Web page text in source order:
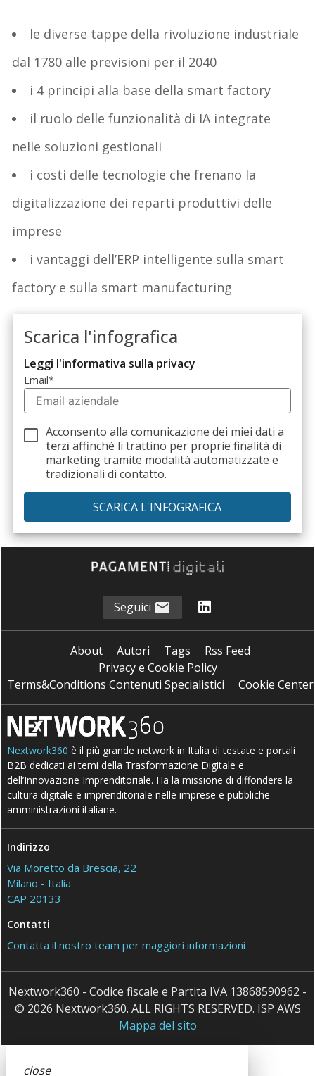
le diverse tappe della rivoluzione industriale
dal 1780 alle previsioni per il 2040
i 4 principi alla base della smart factory
il ruolo delle funzionalità di IA integrate
nelle soluzioni gestionali
i costi delle tecnologie che frenano la
digitalizzazione dei reparti produttivi delle
imprese
i vantaggi dell’ERP intelligente sulla smart
factory e sulla smart manufacturing
Scarica l'infografica
Leggi l'informativa sulla privacy
Email*
Acconsento alla comunicazione dei miei dati a
terzi affinché li trattino per proprie finalità di
marketing tramite modalità automatizzate e
tradizionali di contatto.
Seguici
About Autori Tags
Rss Feed
Privacy e Cookie Policy
Terms&Conditions Contenuti Specialistici
Cookie Center
Nextwork360 è il più grande network in Italia di testate e portali
B2B dedicati ai temi della Trasformazione Digitale e
dell’Innovazione Imprenditoriale. Ha la missione di diffondere la
cultura digitale e imprenditoriale nelle imprese e pubbliche
amministrazioni italiane.
Indirizzo
Via Moretto da Brescia, 22
Milano - Italia
CAP 20133
Contatti
Contatta il nostro team per maggiori informazioni
Nextwork360 - Codice fiscale e Partita IVA 13868590962 -
© 2026 Nextwork360. ALL RIGHTS RESERVED. ISP AWS
Mappa del sito
close